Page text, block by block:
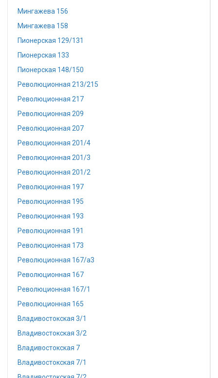
Мингажева 156
Мингажева 158
Пионерская 129/131
Пионерская 133
Пионерская 148/150
Революционная 213/215
Революционная 217
Революционная 209
Революционная 207
Революционная 201/4
Революционная 201/3
Революционная 201/2
Революционная 197
Революционная 195
Революционная 193
Революционная 191
Революционная 173
Революционная 167/a3
Революционная 167
Революционная 167/1
Революционная 165
Владивостокская 3/1
Владивостокская 3/2
Владивостокская 7
Владивостокская 7/1